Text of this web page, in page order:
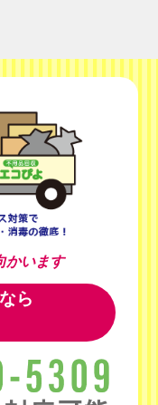
かいます
ら